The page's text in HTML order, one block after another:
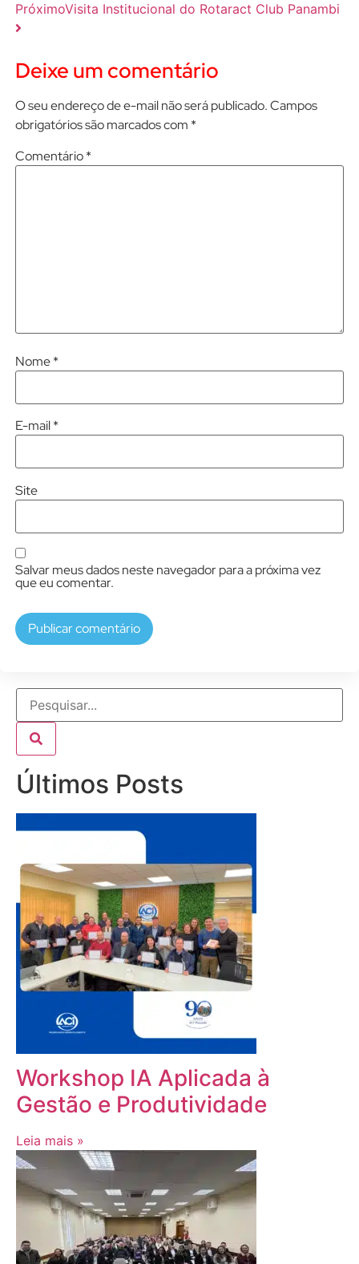
PróximoVisita Institucional do Rotaract Club Panambi
Deixe um comentário
O seu endereço de e-mail não será publicado.Campos
obrigatórios são marcados com *
Comentário*
Nome*
E-mail*
Site
Salvar meus dados neste navegador para a próxima vez
que eu comentar.
Últimos Posts
Workshop IA Aplicada à
Gestão e Produtividade
Leia mais »